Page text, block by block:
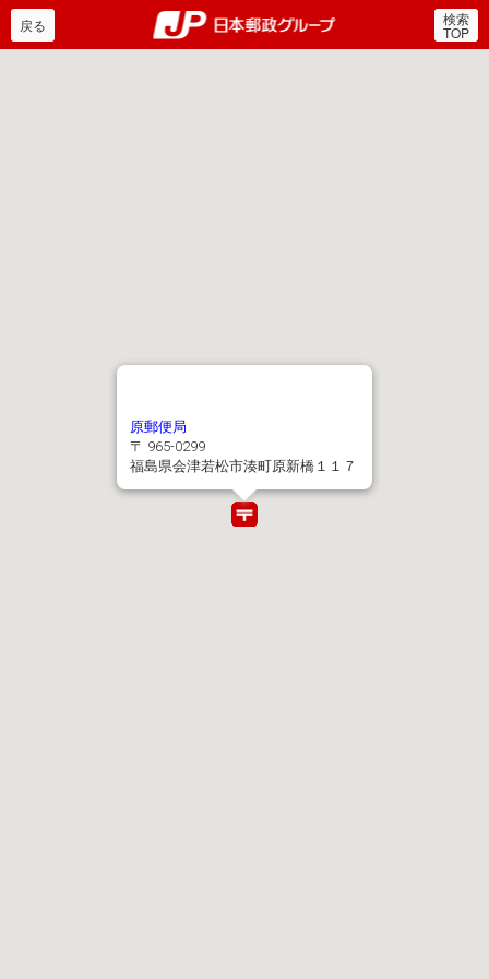
郵便局・日本郵政グルー
戻る 検索
TOP
原郵便局
〒 965-0299
福島県会津若松市湊町原新橋１１７